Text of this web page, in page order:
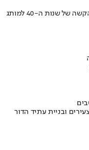
איך אסם הפכה את תקופת הצנע והמחסור הקשה של שנות ה-40 למותג
ובניית עתיד הדור